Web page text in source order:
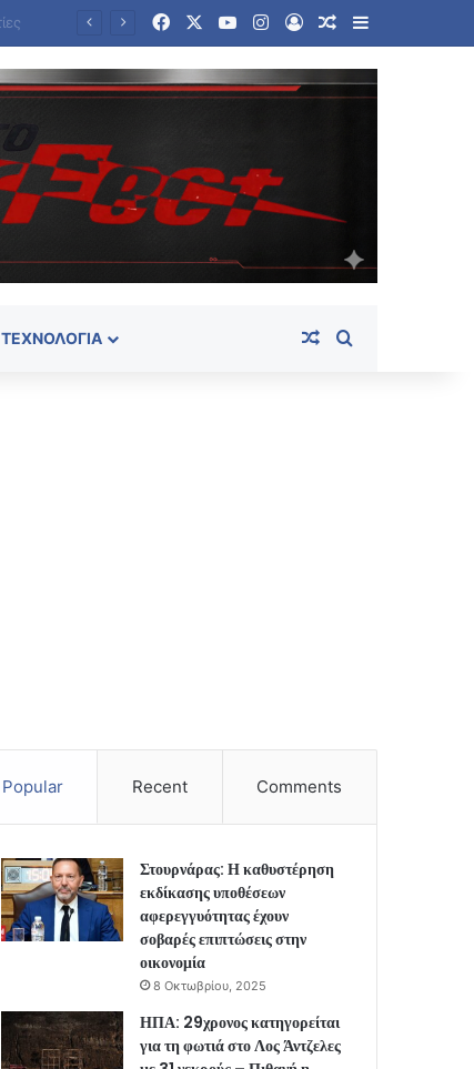
FacebookYouTubeInstagram
Log InRandom Article
Sidebar
ΤΕΧΝΟΛΟΓΊΑ Random Article
Popular Recent Comments
Στουρνάρας: Η καθυστέρηση
εκδίκασης υποθέσεων
αφερεγγυότητας έχουν
σοβαρές επιπτώσεις στην
οικονομία
8 Οκτωβρίου, 2025
ΗΠΑ: 29χρονος κατηγορείται
για τη φωτιά στο Λος Άντζελες